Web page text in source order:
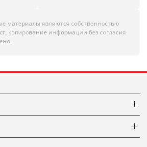
материалы являются собственностью
копирование информации без согласия